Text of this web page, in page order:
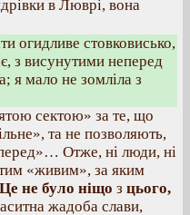
в Люврі, вона
огидливе стовковисько,
з висунутими неперед
мало не зомліла з
сектою» за те, що
та не позволяють,
Отже, ні люди, ні
«живим», за яким
Це не було ніщо з цього,
жадоба слави,